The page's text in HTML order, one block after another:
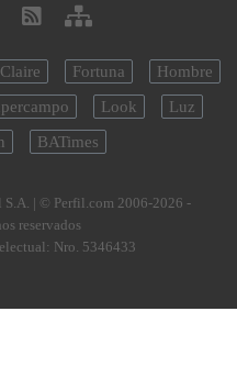
Fortuna
Hombre
Look
Luz
BATimes
| © Perfil.com 2006-2026 -
reservados
Nro. 5346433